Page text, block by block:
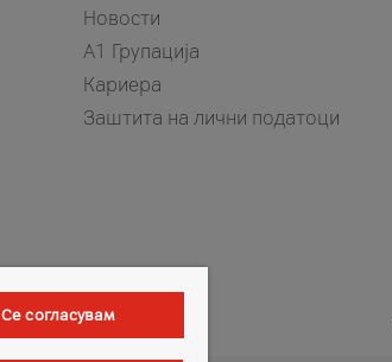
Новости
А1 Групација
Кариера
Заштита на лични податоци
Се согласувам